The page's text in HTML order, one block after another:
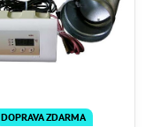
DOPRAVA ZDARMA